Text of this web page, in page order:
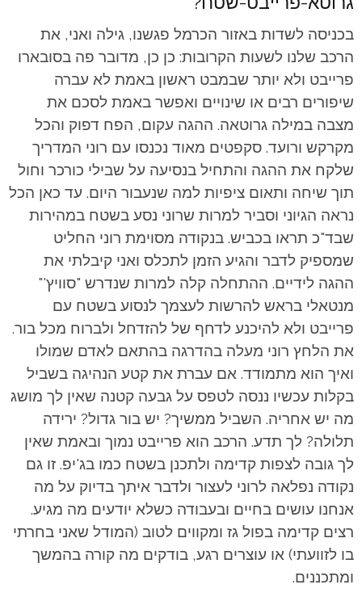
בכניסה לשדות באזור הכרמל פגשנו, גילה ואני, את
הרכב שלנו לשעות הקרובות: כן כן, מדובר פה בסובארו
פרייבט ולא יותר שבמבט ראשון באמת לא עברה
שיפורים רבים או שינויים ואפשר באמת לסכם את
מצבה במילה גרוטאה. ההגה עקום, הפח דפוק והכל
מקרקש ורועד. סקפטים מאוד נכנסו עם רוני המדריך
שלקח את ההגה והתחיל בנסיעה על שבילי כורכר וחול
תוך שיחה ותאום ציפיות למה שנעבור היום. עד כאן הכל
נראה הגיוני וסביר למרות שרוני נסע בשטח במהירות
שבד"כ תראו בכביש. בנקודה מסוימת רוני החליט
שמספיק לדבר והגיע הזמן לתכלס ואני קיבלתי את
ההגה לידיים. ההתחלה קלה למרות שנדרש "סוויץ'"
מנטאלי בראש להרשות לעצמך לנסוע בשטח עם
פרייבט ולא להיכנע לדחף של להזדחל ולברוח מכל בור.
את הלחץ רוני מעלה בהדרגה בהתאם לאדם שמולו
ואיך הוא מתמודד. אם עברת את קטע הנהיגה בשביל
בקלות עכשיו ננסה לטפס על גבעה קטנה שאין לך מושג
מה יש אחריה. השביל ממשיך? יש בור גדול? ירידה
תלולה? לך תדע. הרכב הוא פרייבט נמוך ובאמת שאין
לך גובה לצפות קדימה ולתכנן בשטח כמו בג'יפ. זו גם
נקודה נפלאה לרוני לעצור ולדבר איתך בדיוק על מה
אנחנו עושים בחיים ובעבודה כשלא יודעים מה מגיע.
רצים קדימה בפול גז ומקווים לטוב (המודל שאני בחרתי
בו לזוועתי) או עוצרים רגע, בודקים מה קורה בהמשך
ומתכננים.